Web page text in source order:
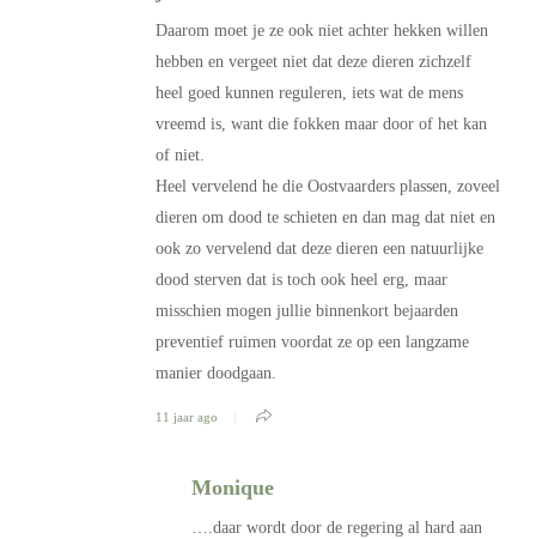
Daarom moet je ze ook niet achter hekken willen
hebben en vergeet niet dat deze dieren zichzelf
heel goed kunnen reguleren, iets wat de mens
vreemd is, want die fokken maar door of het kan
of niet.
Heel vervelend he die Oostvaarders plassen, zoveel
dieren om dood te schieten en dan mag dat niet en
ook zo vervelend dat deze dieren een natuurlijke
dood sterven dat is toch ook heel erg, maar
misschien mogen jullie binnenkort bejaarden
preventief ruimen voordat ze op een langzame
manier doodgaan.
11 jaar ago
Monique
….daar wordt door de regering al hard aan